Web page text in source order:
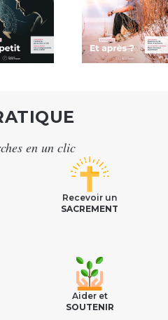
en un clic
Recevoir un
SACREMENT
Aider et
SOUTENIR